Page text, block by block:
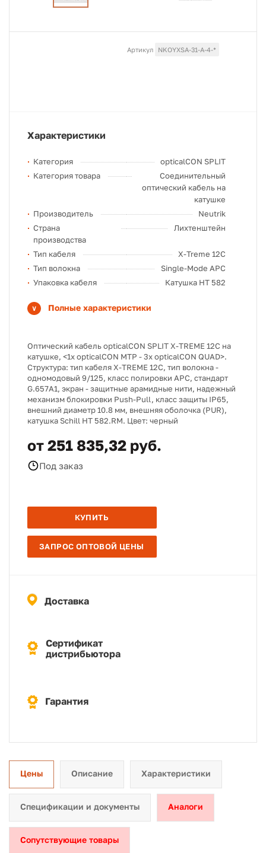
Артикул NKOYXSA-31-A-4-*
Характеристики
Категория
opticalCON SPLIT
Категория товара
Соединительный
оптический кабель на
катушке
Производитель
Neutrik
Страна
производства
Лихтенштейн
Тип кабеля
X-Treme 12C
Тип волокна
Single-Mode APC
Упаковка кабеля
Катушка HT 582
Полные характеристики
Оптический кабель opticalCON SPLIT X-TREME 12C на
катушке, <1х opticalCON MTP - 3х opticalCON QUAD>.
Структура: тип кабеля X-TREME 12C, тип волокна -
одномодовый 9/125, класс полировки APC, стандарт
G.657A1, экран - защитные арамидные нити, надежный
механизм блокировки Push-Pull, класс защиты IP65,
внешний диаметр 10.8 мм, внешняя оболочка (PUR),
катушка Schill HT 582.RM. Цвет: черный
от 251 835,32 руб.
Под заказ
КУПИТЬ
ЗАПРОС ОПТОВОЙ ЦЕНЫ
Доставка
Сертификат
дистрибьютора
Гарантия
Цены Описание Характеристики
Спецификации и документы Аналоги
Сопутствующие товары